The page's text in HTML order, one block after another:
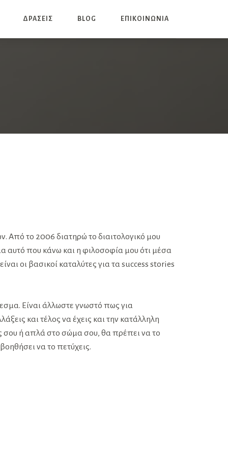
ΔΡΑΣΕΙΣ BLOG ΕΠΙΚΟΙΝΩΝΙΑ
Από το 2006 διατηρώ το διαιτολογικό μου
αυτό που κάνω και η φιλοσοφία μου ότι μέσα
οι βασικοί καταλύτες για τα success stories
Είναι άλλωστε γνωστό πως για
και τέλος να έχεις και την κατάλληλη
σου ή απλά στο σώμα σου, θα πρέπει να το
να το πετύχεις.